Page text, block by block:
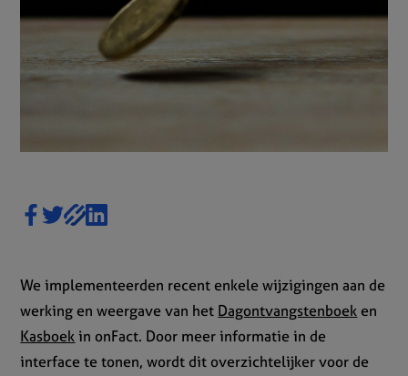
We implementeerden recent enkele wijzigingen aan de
werking en weergave van het Dagontvangstenboek en
Kasboekin onFact. Door meer informatie in de
interface te tonen, wordt dit overzichtelijker voor de